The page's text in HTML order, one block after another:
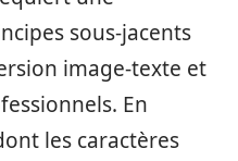
sous-jacents
image-texte et
En
les caractères